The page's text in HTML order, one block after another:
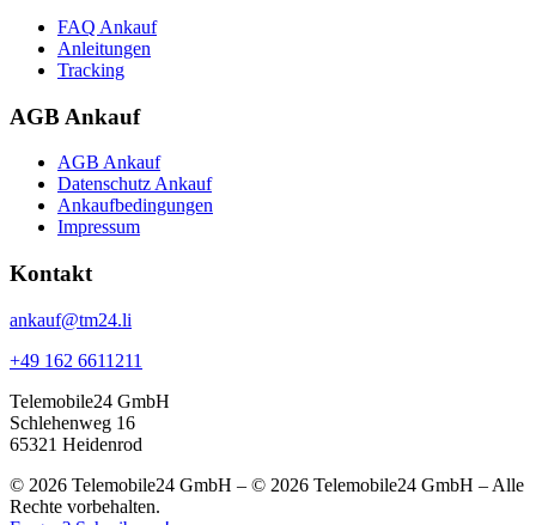
FAQ Ankauf
Anleitungen
Tracking
AGB Ankauf
AGB Ankauf
Datenschutz Ankauf
Ankaufbedingungen
Impressum
Kontakt
ankauf@tm24.li
+49 162 6611211
Telemobile24 GmbH
Schlehenweg 16
65321 Heidenrod
© 2026 Telemobile24 GmbH – © 2026 Telemobile24 GmbH – Alle
Rechte vorbehalten.